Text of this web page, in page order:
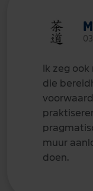
Ik zeg
die
muur
doen.